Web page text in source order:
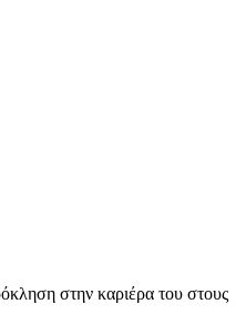
στην καριέρα του στους